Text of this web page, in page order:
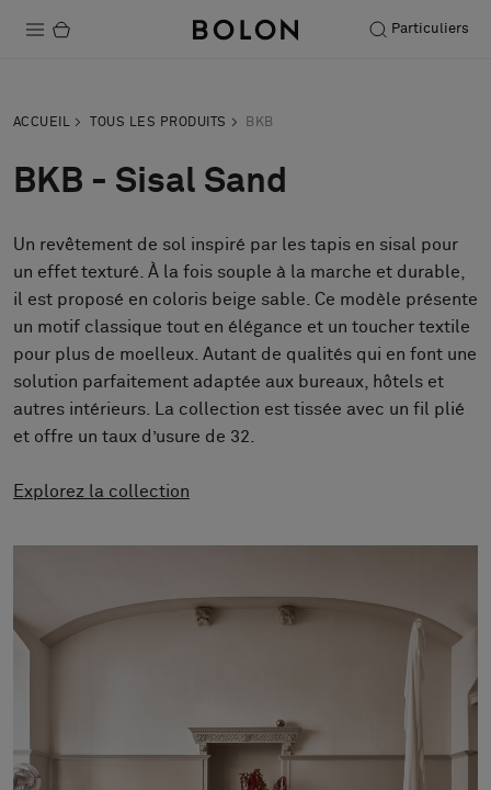
Particuliers
Durabilité
Installation
Entretien
Nos collaborations
À propos de nous
Choisir une langue
ACCUEIL TOUS LES PRODUITS BKB
BKB - Sisal Sand
Un revêtement de sol inspiré par les tapis en sisal pour
un effet texturé. À la fois souple à la marche et durable,
il est proposé en coloris beige sable. Ce modèle présente
un motif classique tout en élégance et un toucher textile
pour plus de moelleux. Autant de qualités qui en font une
solution parfaitement adaptée aux bureaux, hôtels et
autres intérieurs. La collection est tissée avec un fil plié
et offre un taux d’usure de 32.
Explorez la collection